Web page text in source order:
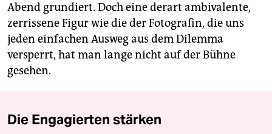
Abend grundiert. Doch eine derart ambivalente,
zerrissene Figur wie die der Fotografin, die uns
jeden einfachen Ausweg aus dem Dilemma
versperrt, hat man lange nicht auf der Bühne
gesehen.
Die Engagierten stärken